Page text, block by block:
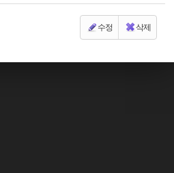
수정 삭제
케치북5